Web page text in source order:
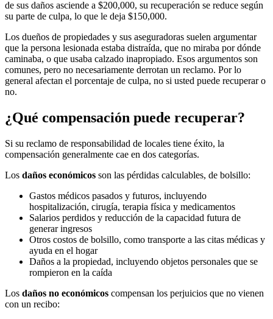
de sus daños asciende a $200,000, su recuperación se reduce según
su parte de culpa, lo que le deja $150,000.
Los dueños de propiedades y sus aseguradoras suelen argumentar
que la persona lesionada estaba distraída, que no miraba por dónde
caminaba, o que usaba calzado inapropiado. Esos argumentos son
comunes, pero no necesariamente derrotan un reclamo. Por lo
general afectan el porcentaje de culpa, no si usted puede recuperar o
no.
¿Qué compensación puede recuperar?
Si su reclamo de responsabilidad de locales tiene éxito, la
compensación generalmente cae en dos categorías.
Los daños económicos son las pérdidas calculables, de bolsillo:
Gastos médicos pasados y futuros, incluyendo
hospitalización, cirugía, terapia física y medicamentos
Salarios perdidos y reducción de la capacidad futura de
generar ingresos
Otros costos de bolsillo, como transporte a las citas médicas y
ayuda en el hogar
Daños a la propiedad, incluyendo objetos personales que se
rompieron en la caída
Los daños no económicos compensan los perjuicios que no vienen
con un recibo: